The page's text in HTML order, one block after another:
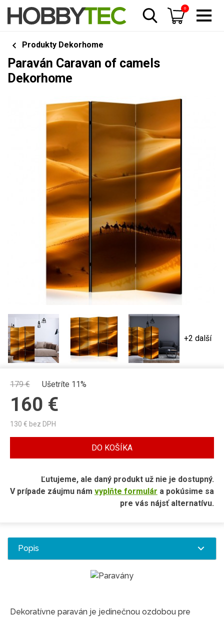
0
Produkty Dekorhome
Paraván Caravan of camels
Dekorhome
+2 další
179€ Ušetríte 11%
160 €
130 € bez DPH
DO KOŠÍKA
Ľutujeme, ale daný produkt už nie je dostupný.
V prípade záujmu nám vyplňte formulár a pokúsime sa
pre vás nájsť alternatívu.
Popis
Dekoratívne paraván je jedinečnou ozdobou pre